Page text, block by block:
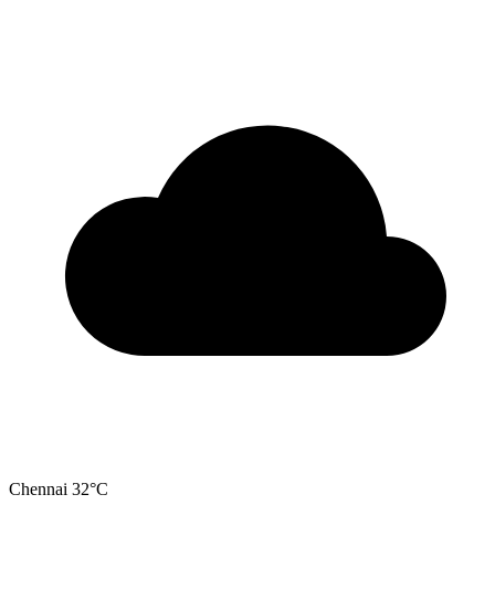
Chennai 32°C